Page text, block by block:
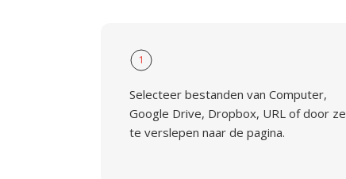
1
Selecteer bestanden van Computer,
Google Drive, Dropbox, URL of door ze
te verslepen naar de pagina.